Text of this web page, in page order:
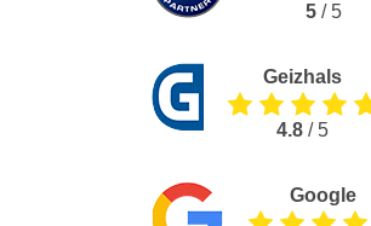
5/ 5
Geizhals
4.8 / 5
Google